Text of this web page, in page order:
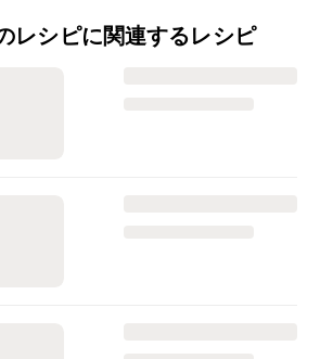
レシピに関連するレシピ